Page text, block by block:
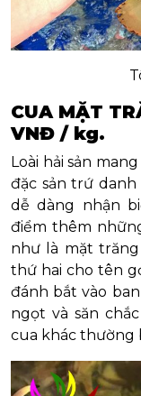
CUA MẶT
VNĐ / kg.
Loài hải sản
đặc sản trứ danh
dễ dàng nhận
điểm thêm
như là mặt
thứ hai cho tên
đánh bắt vào
ngọt và săn
cua khác thường